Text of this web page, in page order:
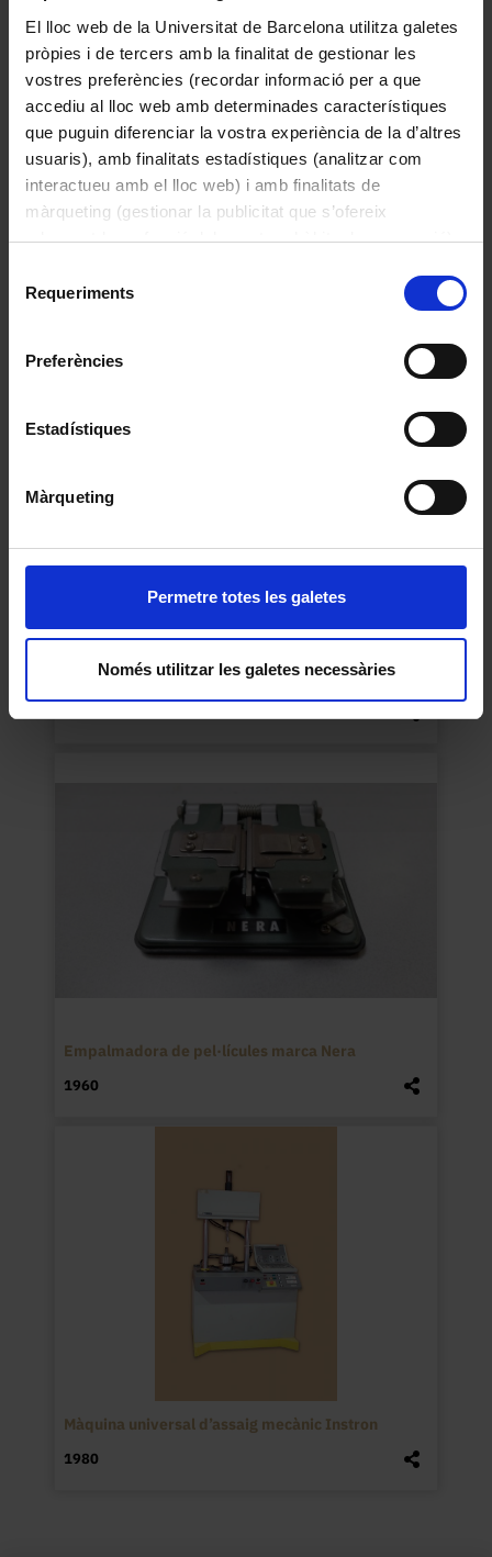
El lloc web de la Universitat de Barcelona utilitza galetes
pròpies i de tercers amb la finalitat de gestionar les
vostres preferències (recordar informació per a que
accediu al lloc web amb determinades característiques
que puguin diferenciar la vostra experiència de la d’altres
usuaris), amb finalitats estadístiques (analitzar com
interactueu amb el lloc web) i amb finalitats de
màrqueting (gestionar la publicitat que s’ofereix
adequant-la en funció dels vostres hàbits de navegació).
consultar laPolítica de galetes del lloc web de la
Requeriments
Preferències
Estadístiques
Màrqueting
Permetre totes les galetes
Només utilitzar les galetes necessàries
Termòstat Ultra-Thermostat K5
Autoclau
Empalmadora de pel·lícules marca Nera
1960
Màquina universal d’assaig mecànic Instron
1980